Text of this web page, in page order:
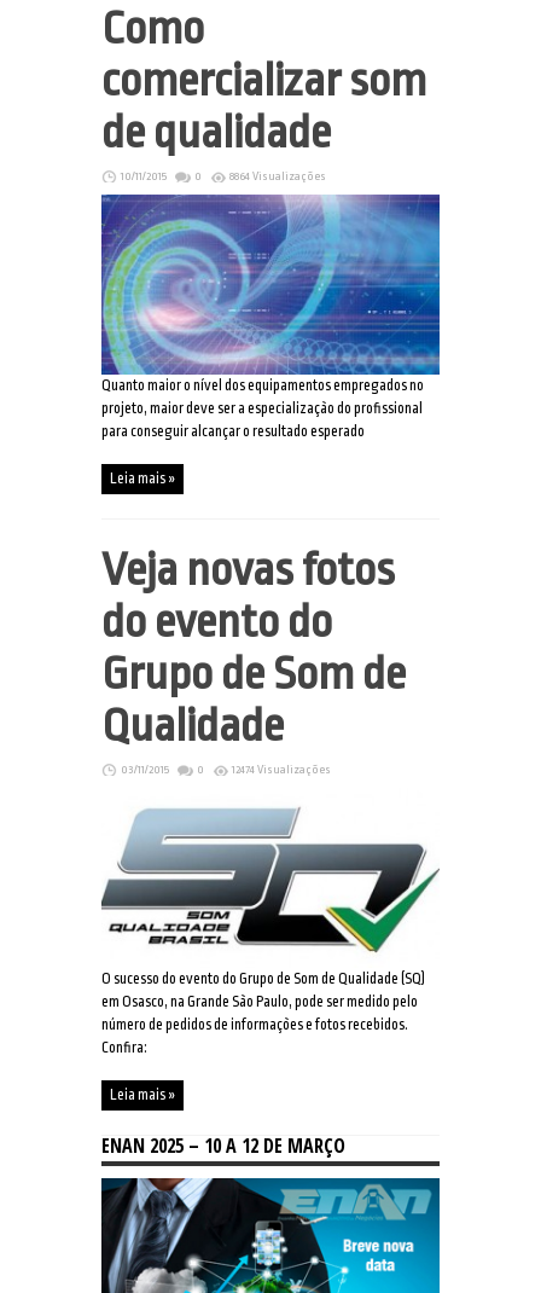
Como
comercializar som
de qualidade
10/11/2015 0 8864 Visualizações
Quanto maior o nível dos equipamentos empregados no
projeto, maior deve ser a especialização do profissional
para conseguir alcançar o resultado esperado
Leia mais »
Veja novas fotos
do evento do
Grupo de Som de
Qualidade
03/11/2015 0 12474 Visualizações
O sucesso do evento do Grupo de Som de Qualidade (SQ)
em Osasco, na Grande São Paulo, pode ser medido pelo
número de pedidos de informações e fotos recebidos.
Confira:
Leia mais »
ENAN 2025 – 10 A 12 DE MARÇO